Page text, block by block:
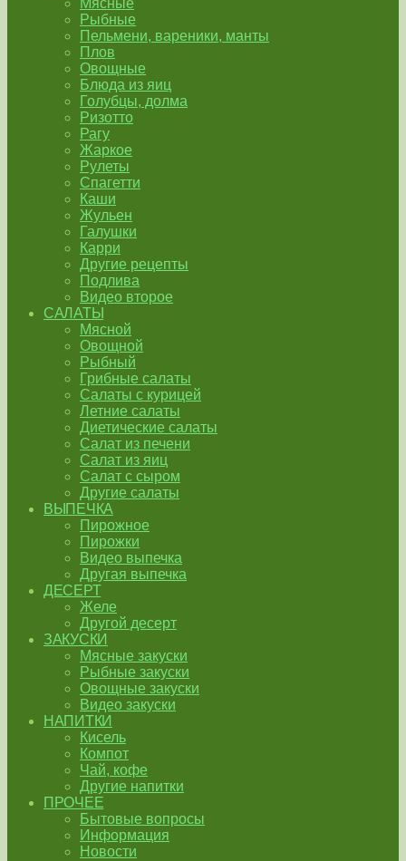
Мясные
Рыбные
Пельмени, вареники, манты
Плов
Овощные
Блюда из яиц
Голубцы, долма
Ризотто
Рагу
Жаркое
Рулеты
Спагетти
Каши
Жульен
Галушки
Карри
Другие рецепты
Подлива
Видео второе
САЛАТЫ
Мясной
Овощной
Рыбный
Грибные салаты
Салаты с курицей
Летние салаты
Диетические салаты
Салат из печени
Салат из яиц
Салат с сыром
Другие салаты
ВЫПЕЧКА
Пирожное
Пирожки
Видео выпечка
Другая выпечка
ДЕСЕРТ
Желе
Другой десерт
ЗАКУСКИ
Мясные закуски
Рыбные закуски
Овощные закуски
Видео закуски
НАПИТКИ
Кисель
Компот
Чай, кофе
Другие напитки
ПРОЧЕЕ
Бытовые вопросы
Информация
Новости